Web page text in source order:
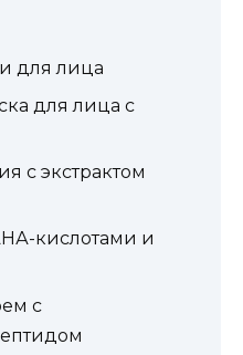
для лица
для лица с
с экстрактом
кислотами и
с